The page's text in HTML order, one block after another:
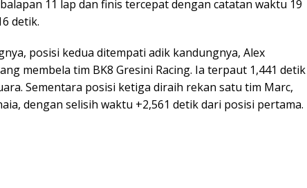
11 lap dan finis tercepat dengan catatan waktu 19
detik.
posisi kedua ditempati adik kandungnya, Alex
membela tim BK8 Gresini Racing. Ia terpaut 1,441 detik
Sementara posisi ketiga diraih rekan satu tim Marc,
dengan selisih waktu +2,561 detik dari posisi pertama.